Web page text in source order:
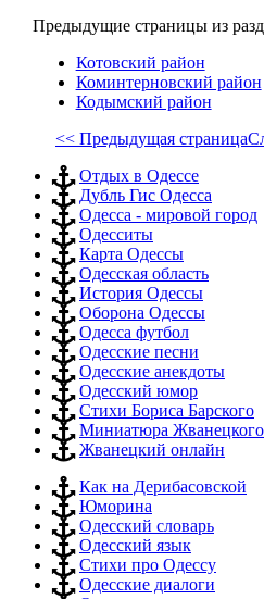
Предыдущие страницы из
Котовский район
Коминтерновский район
Кодымский район
<< Предыдущая страница
Отдых в Одессе
Дубль Гис Одесса
Одесса - мировой город
Одесситы
Карта Одессы
Одесская область
История Одессы
Оборона Одессы
Одесса футбол
Одесские песни
Одесские анекдоты
Одесский юмор
Стихи Бориса Барского
Миниатюра Жванецкого
Жванецкий онлайн
Как на Дерибасовской
Юморина
Одесский словарь
Одесский язык
Стихи про Одессу
Одесские диалоги